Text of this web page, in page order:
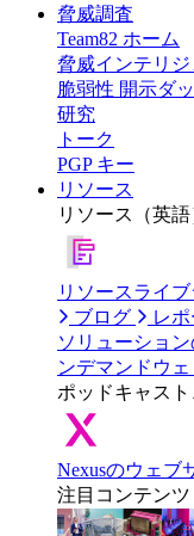
脅威調査
Team82 ホーム
脅威インテリジ
脆弱性 開示ダ
研究
トーク
PGP キー
リソース
リソース（英語
リソースライブ
ブログ
レポ
ソリューショ
ンデマンドウ
ポッドキャス
Nexusのウェブ
注目コンテンツ